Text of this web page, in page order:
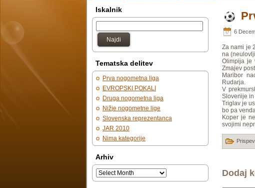
Iskalnik
Najdi
Tematska delitev
Prva nogometna liga
EVROPSKI POKALI
Druga nogometna liga
Nižje nogometne lige
Slovenska reprezentanca
JAR 2010
Nima kategorije
Arhiv
6
Za nami je
na
Olimpija je
Zmajev
Maribor
Rudarja.
V
Slovenije in
Triglav je
bo pa
Koper je
svojimi
Dodaj